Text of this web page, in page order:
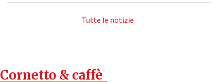
Tutte le notizie
Cornetto & caffè